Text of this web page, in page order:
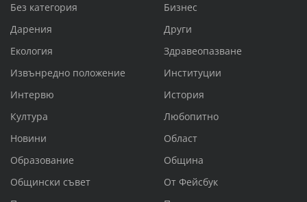
Без категория
Бизнес
Дарения
Други
Екология
Здравеопазване
Извънредно положение
Институции
Интервю
История
Култура
Любопитно
Новини
Област
Образование
Община
Общински съвет
От Фейсбук